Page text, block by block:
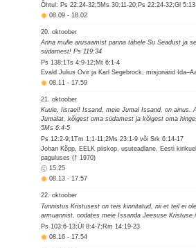
Õhtul: Ps 22:24-32;5Ms 30:11-20;Ps 22:24-32;Gl
08.09- 18.02
20. oktoober
Anna mulle arusaamist panna tähele Su Seadust ja
südamest! Ps 119:34
Ps 138;1Ts 4:9-12;Mt 6:1-4
Evald Julius Ovir ja Karl Segebrock, misjonärid
08.11- 17.59
21. oktoober
Kuule, Iisrael! Issand, meie Jumal Issand, on ainus.
Jumalat, kõigest oma südamest ja kõigest oma
5Ms 6:4-5
Ps 12:2-9;1Tm 1:1-11;2Ms 23:1-9 või Srk 6:14-17
Johan Kõpp, EELK piiskop, usuteadlane, Eesti
paguluses († 1970)
15.25
08.13-17.57
22. oktoober
Tunnistus Kristusest on teis kinnitatud, nii et teil ei
armuannist, oodates meie Issanda Jeesuse Kristuse
Ps 103:6-13;Ül 8:4-7;Rm 14:19-23
08.16-17.54